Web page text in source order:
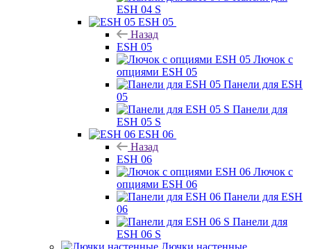
ESH 04 S
ESH 05
Назад
ESH 05
Лючок с
опциями ESH 05
Панели для ESH
05
Панели для
ESH 05 S
ESH 06
Назад
ESH 06
Лючок с
опциями ESH 06
Панели для ESH
06
Панели для
ESH 06 S
Лючки настенные